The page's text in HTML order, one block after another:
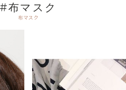
#布マスク
布マスク